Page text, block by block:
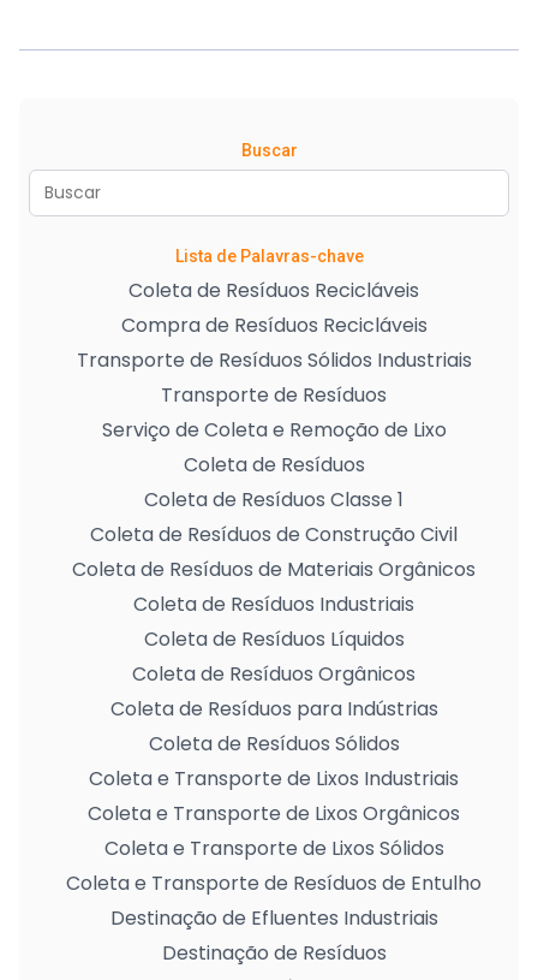
Buscar
Lista de Palavras-chave
Coleta de Resíduos Recicláveis
Compra de Resíduos Recicláveis
Transporte de Resíduos Sólidos Industriais
Transporte de Resíduos
Serviço de Coleta e Remoção de Lixo
Coleta de Resíduos
Coleta de Resíduos Classe 1
Coleta de Resíduos de Construção Civil
Coleta de Resíduos de Materiais Orgânicos
Coleta de Resíduos Industriais
Coleta de Resíduos Líquidos
Coleta de Resíduos Orgânicos
Coleta de Resíduos para Indústrias
Coleta de Resíduos Sólidos
Coleta e Transporte de Lixos Industriais
Coleta e Transporte de Lixos Orgânicos
Coleta e Transporte de Lixos Sólidos
Coleta e Transporte de Resíduos de Entulho
Destinação de Efluentes Industriais
Destinação de Resíduos